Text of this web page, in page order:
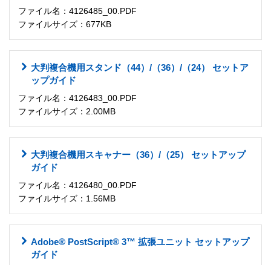
ファイル名：4126485_00.PDF
ファイルサイズ：677KB
大判複合機用スタンド（44）/（36）/（24） セットア
ップガイド
ファイル名：4126483_00.PDF
ファイルサイズ：2.00MB
大判複合機用スキャナー（36）/（25） セットアップ
ガイド
ファイル名：4126480_00.PDF
ファイルサイズ：1.56MB
Adobe® PostScript® 3™ 拡張ユニット セットアップ
ガイド